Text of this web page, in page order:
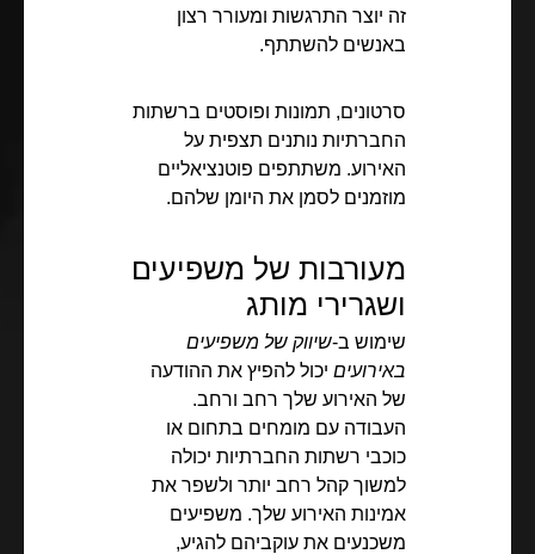
זה יוצר התרגשות ומעורר רצון
באנשים להשתתף.
סרטונים, תמונות ופוסטים ברשתות
החברתיות נותנים תצפית על
האירוע. משתתפים פוטנציאליים
מוזמנים לסמן את היומן שלהם.
מעורבות של משפיעים
ושגרירי מותג
שימוש ב-שיווק של משפיעים
באירועים יכול להפיץ את ההודעה
של האירוע שלך רחב ורחב.
העבודה עם מומחים בתחום או
כוכבי רשתות החברתיות יכולה
למשוך קהל רחב יותר ולשפר את
אמינות האירוע שלך. משפיעים
משכנעים את עוקביהם להגיע,